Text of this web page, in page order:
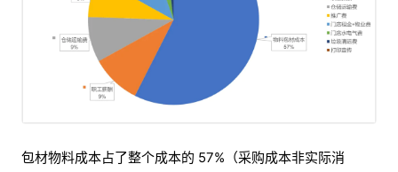
包材物料成本占了整个成本的 57%（采购成本非实际消